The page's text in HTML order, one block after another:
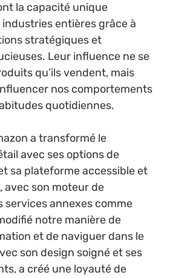
la capacité unique
industries entières grâce à
stratégiques et
Leur influence ne se
qu’ils vendent, mais
nos comportements
quotidiennes.
a transformé le
avec ses options de
sa plateforme accessible et
avec son moteur de
services annexes comme
notre manière de
et de naviguer dans le
son design soigné et ses
a créé une loyauté de